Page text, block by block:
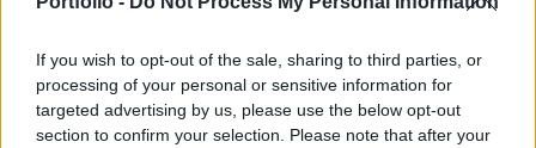
If you wish to opt-out of the sale, sharing to third parties, or
processing of your personal or sensitive information for
targeted advertising by us, please use the below opt-out
section to confirm your selection. Please note that after your
A Portfolio.hu amennyire lehet, próbálja távol tartani a
politikát oldalairól, azonban az OTP szerepe hazánkban
több, mint pusztán egy bank a sok közül. Csányi Sándor